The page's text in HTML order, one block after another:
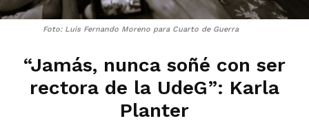
Foto: Luis Fernando Moreno para Cuarto de Guerra
“Jamás, nunca soñé con ser
rectora de la UdeG”: Karla
Planter